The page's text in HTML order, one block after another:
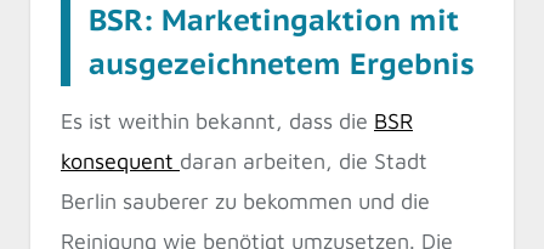
BSR: Marketingaktion mit
ausgezeichnetem Ergebnis
Es ist weithin bekannt, dass die BSR
konsequent daran arbeiten, die Stadt
Berlin sauberer zu bekommen und die
Reinigung wie benötigt umzusetzen. Die